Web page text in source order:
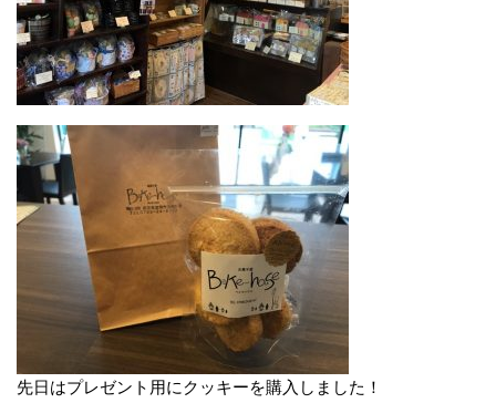
先日はプレゼント用にクッキーを購入しました！